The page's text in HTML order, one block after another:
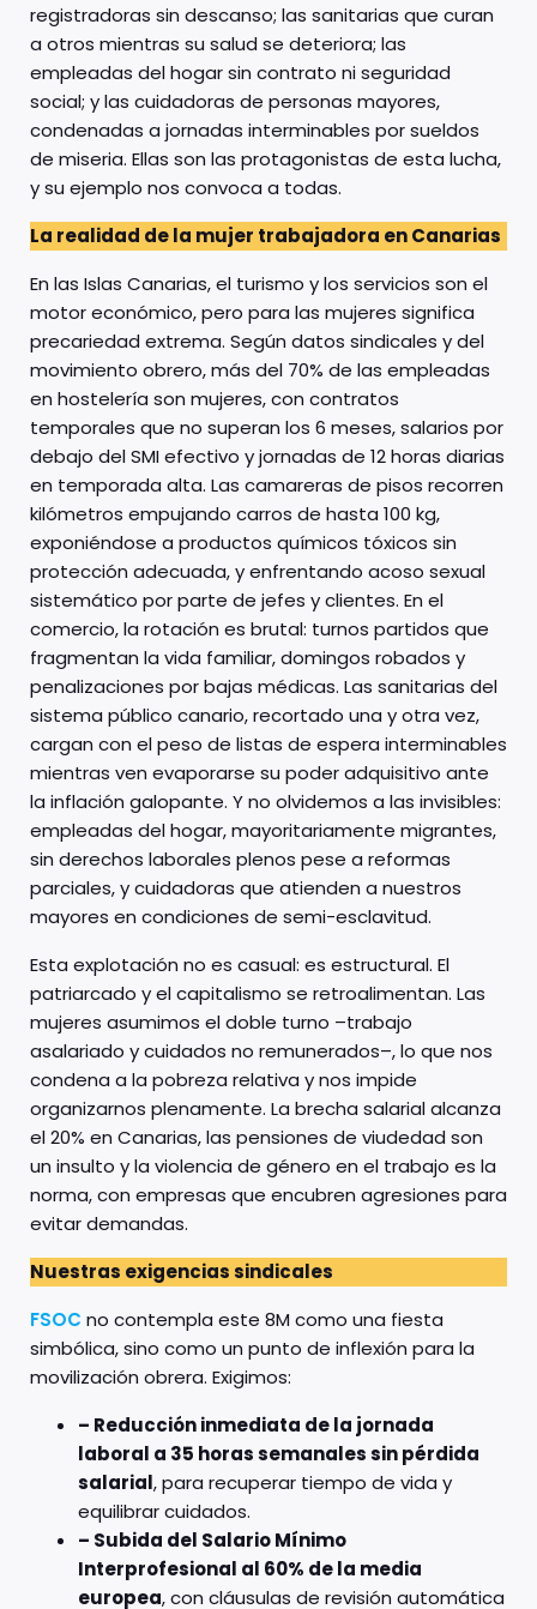
registradoras sin descanso; las sanitarias que curan
a otros mientras su salud se deteriora; las
empleadas del hogar sin contrato ni seguridad
social; y las cuidadoras de personas mayores,
condenadas a jornadas interminables por sueldos
de miseria. Ellas son las protagonistas de esta lucha,
y su ejemplo nos convoca a todas.
La realidad de la mujer trabajadora en Canarias
En las Islas Canarias, el turismo y los servicios son el
motor económico, pero para las mujeres significa
precariedad extrema. Según datos sindicales y del
movimiento obrero, más del 70% de las empleadas
en hostelería son mujeres, con contratos
temporales que no superan los 6 meses, salarios por
debajo del SMI efectivo y jornadas de 12 horas diarias
en temporada alta. Las camareras de pisos recorren
kilómetros empujando carros de hasta 100 kg,
exponiéndose a productos químicos tóxicos sin
protección adecuada, y enfrentando acoso sexual
sistemático por parte de jefes y clientes. En el
comercio, la rotación es brutal: turnos partidos que
fragmentan la vida familiar, domingos robados y
penalizaciones por bajas médicas. Las sanitarias del
sistema público canario, recortado una y otra vez,
cargan con el peso de listas de espera interminables
mientras ven evaporarse su poder adquisitivo ante
la inflación galopante. Y no olvidemos a las invisibles:
empleadas del hogar, mayoritariamente migrantes,
sin derechos laborales plenos pese a reformas
parciales, y cuidadoras que atienden a nuestros
mayores en condiciones de semi-esclavitud. ​
Esta explotación no es casual: es estructural. El
patriarcado y el capitalismo se retroalimentan. Las
mujeres asumimos el doble turno –trabajo
asalariado y cuidados no remunerados–, lo que nos
condena a la pobreza relativa y nos impide
organizarnos plenamente. La brecha salarial alcanza
el 20% en Canarias, las pensiones de viudedad son
un insulto y la violencia de género en el trabajo es la
norma, con empresas que encubren agresiones para
evitar demandas. ​
Nuestras exigencias sindicales
FSOC no contempla este 8M como una fiesta
simbólica, sino como un punto de inflexión para la
movilización obrera. Exigimos:
– Reducción inmediata de la jornada
laboral a 35 horas semanales sin pérdida
salarial, para recuperar tiempo de vida y
equilibrar cuidados.
– Subida del Salario Mínimo
Interprofesional al 60% de la media
europea, con cláusulas de revisión automática